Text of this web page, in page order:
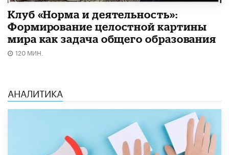
Клуб «Норма и деятельность»:
Формирование целостной картины
мира как задача общего образования
120 МИН.
АНАЛИТИКА